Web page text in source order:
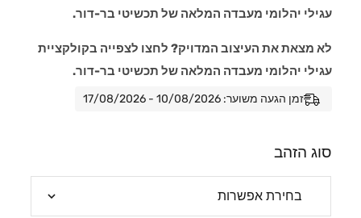
עגילי יהלומי מעבדה המלאה של תכשיטי בר-דור.
לא מצאת את העיצוב המדויק? לחצו לצפייה בקולקציית
עגילי יהלומי מעבדה המלאה של תכשיטי בר-דור.
זמן הגעה משוער: 10/08/2026 - 17/08/2026
סוג הזהב